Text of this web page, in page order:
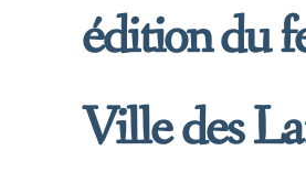
édition du
Ville des